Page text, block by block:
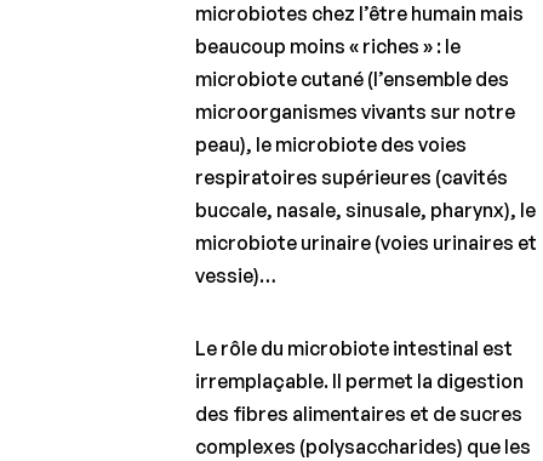
microbiotes chez l’être humain mais
beaucoup moins « riches » : le
microbiote cutané (l’ensemble des
microorganismes vivants sur notre
peau), le microbiote des voies
respiratoires supérieures (cavités
buccale, nasale, sinusale, pharynx), le
microbiote urinaire (voies urinaires et
vessie)…
Le rôle du microbiote intestinal est
irremplaçable. Il permet la digestion
des fibres alimentaires et de sucres
complexes (polysaccharides) que les